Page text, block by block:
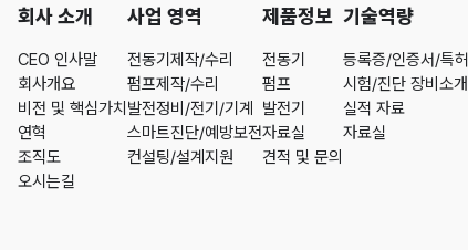
회사 소개
CEO 인사말
회사개요
비전 및 핵심가치
연혁
조직도
오시는길
사업 영역
전동기제작/수리
펌프제작/수리
발전정비/전기/기계
스마트진단/예방보전
컨설팅/설계지원
제품정보
전동기
펌프
발전기
자료실
견적 및 문의
기술역량
등록증/인증서/특허
시험/진단 장비소개
실적 자료
자료실